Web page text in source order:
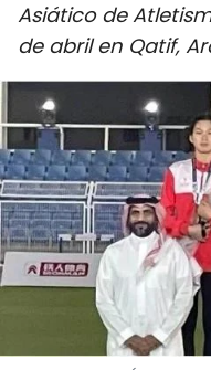
Asiático de
de abril en Qatif,